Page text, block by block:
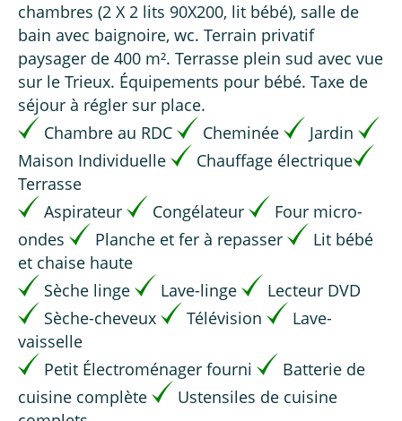
chambres (2 X 2 lits 90X200, lit bébé), salle de
bain avec baignoire, wc. Terrain privatif
paysager de 400 m². Terrasse plein sud avec vue
sur le Trieux. Équipements pour bébé. Taxe de
séjour à régler sur place.
Chambre au RDC
Cheminée
Jardin
Maison Individuelle
Chauffage électrique
Terrasse
Aspirateur
Congélateur
Four micro-
ondes
Planche et fer à repasser
Lit bébé
et chaise haute
Sèche linge
Lave-linge
Lecteur DVD
Sèche-cheveux
Télévision
Lave-
vaisselle
Petit Électroménager fourni
Batterie de
cuisine complète
Ustensiles de cuisine